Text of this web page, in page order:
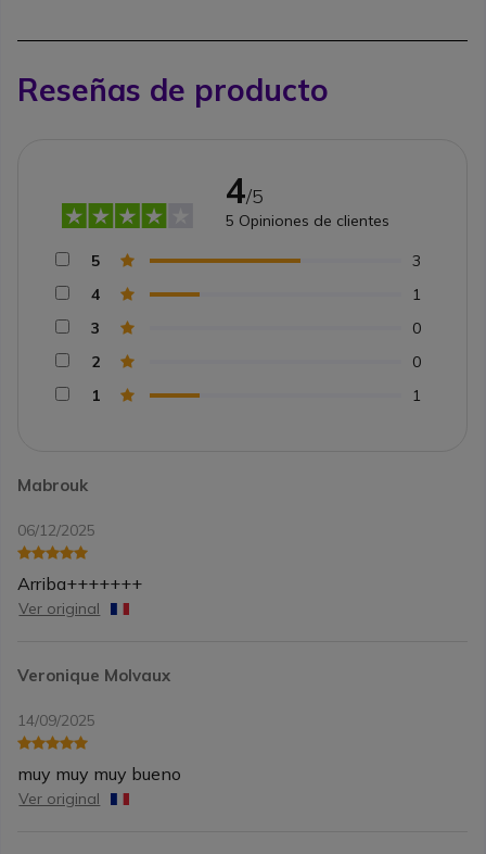
Reseñas de producto
Mabrouk
06/12/2025
Arriba+++++++
Ver original
Veronique Molvaux
14/09/2025
muy muy muy bueno
Ver original
4/5
5 Opiniones de clientes
5
3
4
1
3
0
2
0
1
1